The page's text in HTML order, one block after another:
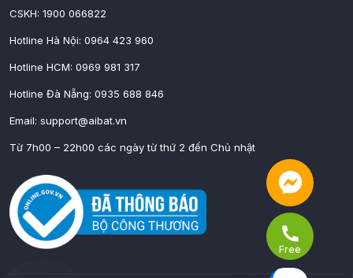
Free
CSKH: 1900 066822
Hotline Hà Nội: 0964 423 960
Hotline HCM: 0969 981 317
Hotline Đà Nẵng: 0935 688 846
Email: support@aibat.vn
Từ 7h00 – 22h00 các ngày từ thứ 2 đến Chủ nhật